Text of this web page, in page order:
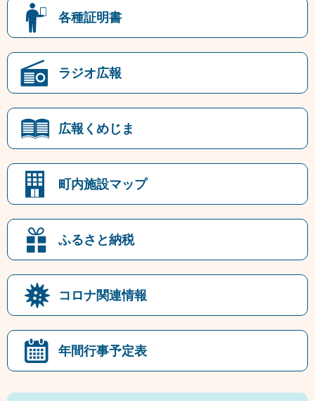
各種証明書
ラジオ広報
広報くめじま
町内施設マップ
ふるさと納税
コロナ関連情報
年間行事予定表